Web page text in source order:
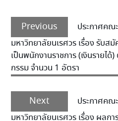
Previous
ประกาศค
มหาวิทยาลัยนเรศวร เรื่อง รับส
เป็นพนักงานราชการ (เงินรายไ
กรรม จำนวน 1 อัตรา
Next
ประกาศค
มหาวิทยาลัยนเรศวร เรื่อง ผลก